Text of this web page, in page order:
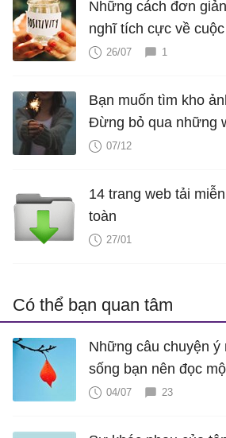
Những cách đơn
nghĩ tích cực về
26/07 1
Bạn muốn tìm kho
Đừng bỏ qua những
07/12
14 trang web tải
toàn
27/01
Có thể bạn quan tâm
Những câu chuyện ý
sống bạn nên đọc
04/07 23